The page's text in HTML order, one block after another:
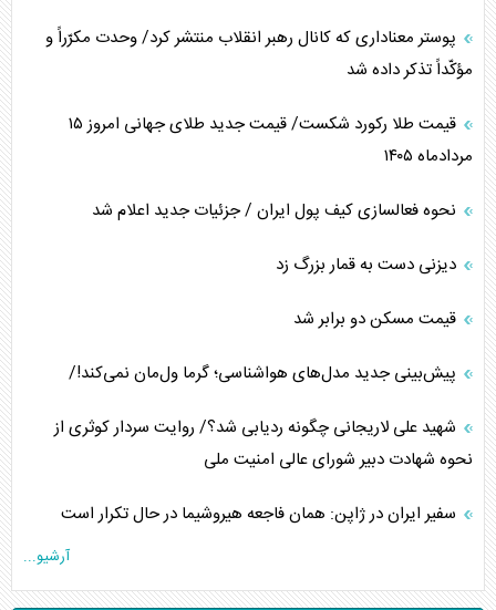
پوستر معناداری که کانال رهبر انقلاب منتشر کرد/ وحدت مکرّراً و
مؤکّداً تذکر داده شد
قیمت طلا رکورد شکست/ قیمت جدید طلای جهانی امروز ۱۵
مردادماه ۱۴۰۵
نحوه فعالسازی کیف پول ایران / جزئیات جدید اعلام شد
دیزنی دست به قمار بزرگ زد
قیمت مسکن دو برابر شد
پیش‌بینی جدید مدل‌های هواشناسی؛ گرما ول‌مان نمی‌کند!/
شهید علی لاریجانی چگونه ردیابی شد؟/ روایت سردار کوثری از
نحوه شهادت دبیر شورای عالی امنیت ملی
سفیر ایران در ژاپن: همان فاجعه هیروشیما در حال تکرار است
آرشیو...